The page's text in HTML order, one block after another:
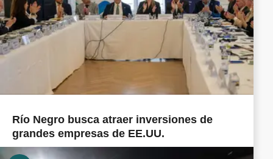
Río Negro busca atraer inversiones de
grandes empresas de EE.UU.